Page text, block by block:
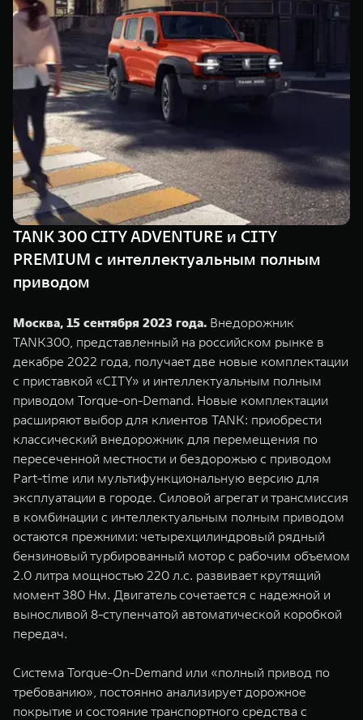
TANK 500
Веди за собой
от 6 499 000 ₽
TANK 700
Сила
от 10 199
WEY 07
Расширяя границы комфорта
от 6 149 000 ₽
WEY 05
Эстетика
от 5 699
WEY 80
Масштаб возможностей
от 6 449 000 ₽
WEY 80
Масштаб
от 8 099
TANK Финансы
Корпоративным клиентам
TANK ФИНАНСЫ
TANK Кредит
TANK Лизинг
TANK Страхование
Сервис
Специальные предложения
Моторные масла
ЦИФРОВЫЕ СЕРВИСЫ TANK
Цифровые сервисы TANK
Подписки
TANK 300 CITY ADVENTURE и CITY
PREMIUM c интеллектуальным полным
приводом
Москва, 15 сентября 2023 года. Внедорожник
TANK300, представленный на российском рынке в
декабре 2022 года, получает две новые комплектации
с приставкой «CITY» и интеллектуальным полным
приводом Torque-on-Demand. Новые комплектации
расширяют выбор для клиентов TANK: приобрести
классический внедорожник для перемещения по
пересеченной местности и бездорожью с приводом
Part-time или мультифункциональную версию для
эксплуатации в городе. Силовой агрегат и трансмиссия
в комбинации с интеллектуальным полным приводом
остаются прежними: четырехцилиндровый рядный
бензиновый турбированный мотор с рабочим объемом
2.0 литра мощностью 220 л.с. развивает крутящий
момент 380 Нм. Двигатель сочетается с надежной и
выносливой 8-ступенчатой автоматической коробкой
передач.
Система Torque-On-Demand или «полный привод по
требованию», постоянно анализирует дорожное
покрытие и состояние транспортного средства с